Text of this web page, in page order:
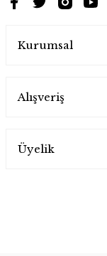
Kurumsal
Alışveriş
Üyelik